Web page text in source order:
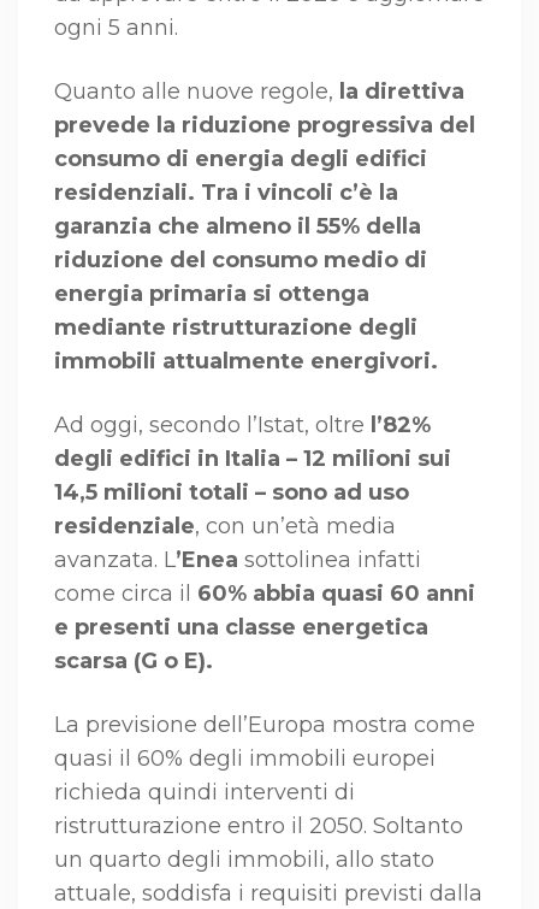
ogni 5 anni.
Quanto alle nuove regole, la direttiva
prevede la riduzione progressiva del
consumo di energia degli edifici
residenziali. Tra i vincoli c’è la
garanzia che almeno il 55% della
riduzione del consumo medio di
energia primaria si ottenga
mediante ristrutturazione degli
immobili attualmente energivori.
Ad oggi, secondo l’Istat, oltre l’82%
degli edifici in Italia – 12 milioni sui
14,5 milioni totali – sono ad uso
residenziale, con un’età media
avanzata. L’Enea sottolinea infatti
come circa il 60% abbia quasi 60 anni
e presenti una classe energetica
scarsa (G o E).
La previsione dell’Europa mostra come
quasi il 60% degli immobili europei
richieda quindi interventi di
ristrutturazione entro il 2050. Soltanto
un quarto degli immobili, allo stato
attuale, soddisfa i requisiti previsti dalla